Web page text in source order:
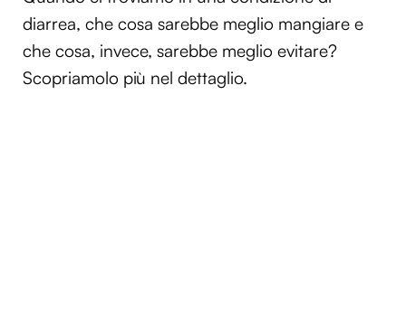
diarrea, che cosa sarebbe meglio mangiare e
che cosa, invece, sarebbe meglio evitare?
Scopriamolo più nel dettaglio.